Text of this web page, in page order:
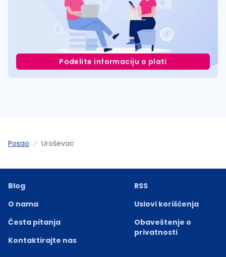
Podelite informaciju o plati
Posao Uroševac
Blog
O nama
Česta pitanja
Kontaktirajte nas
RSS
Uslovi korišćenja
Obaveštenje o
privatnosti